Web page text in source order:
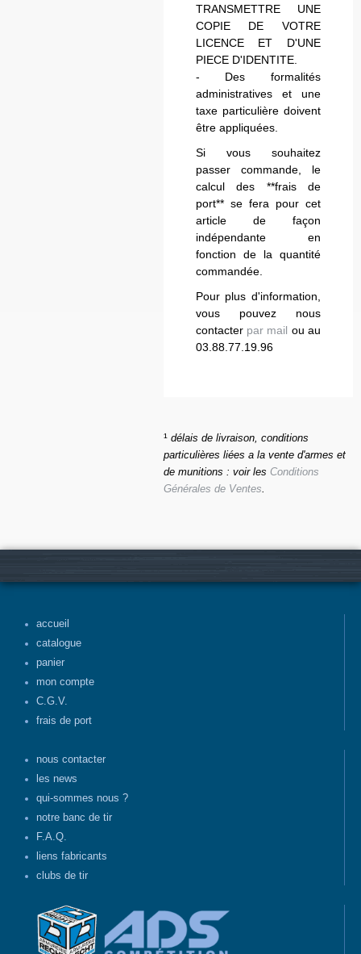
TRANSMETTRE UNE
COPIE DE VOTRE
LICENCE ET D'UNE
PIECE D'IDENTITE.
- Des formalités
administratives et une
taxe particulière doivent
être appliquées.
Si vous souhaitez
passer commande, le
calcul des **frais de
port** se fera pour cet
article de façon
indépendante en
fonction de la quantité
commandée.
Pour plus d'information,
vous pouvez nous
contacter par mail ou au
03.88.77.19.96
¹ délais de livraison, conditions
particulières liées a la vente d'armes et
de munitions : voir les Conditions
Générales de Ventes.
accueil
catalogue
panier
mon compte
C.G.V.
frais de port
nous contacter
les news
qui-sommes nous ?
notre banc de tir
F.A.Q.
liens fabricants
clubs de tir